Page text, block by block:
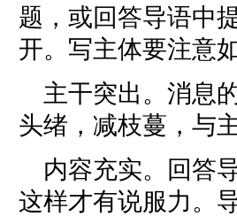
题，或回答导语中
开。写主体要注意
主干突出。消息
头绪，减枝蔓，与
内容充实。回答
这样才有说服力。